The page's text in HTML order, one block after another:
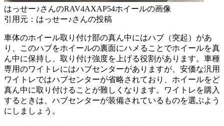
はっせー♪さんのRAV4AXAP54ホイールの画像
引用元：はっせー♪さんの投稿
車体のホイール取り付け部の真ん中にはハブ（突起）があ
り、このハブをホイールの裏面にハメることでホイールを真
ん中に保持し、取り付け強度を上げる役割があります。車種
専用のワイトレにはハブセンターがありますが、安価な汎用
ワイトレではハブセンターが省略されており、ホイールをど
真ん中に取り付けることが難しくなります。ワイトレを購入
するときは、ハブセンターが装備されているものを選ぶよう
にしましょう。